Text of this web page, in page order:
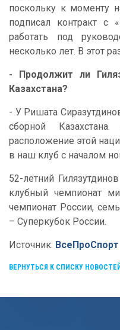
поскольку к моменту
подписал контракт с
работать под
несколько лет. В этот
- Продолжит ли
Казахстана?
- У Ришата
сборной
расположение этой
в наш клуб с началом
52-летний
клубный чемпионат
чемпионат России,
– Суперкубок России.
Источник: ВсеПроСпорт
ВЕРНУТЬСЯ К СПИСКУ НОВОСТЕЙ